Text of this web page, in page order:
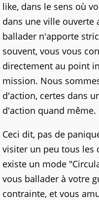
like, dans le sens où
dans une ville ouverte
ballader n'apporte
souvent, vous vous
directement au point
mission. Nous
d'action, certes dans
d'action quand même.
Ceci dit, pas de
visiter un peu tous les
existe un mode
vous ballader à votre
contrainte, et vous